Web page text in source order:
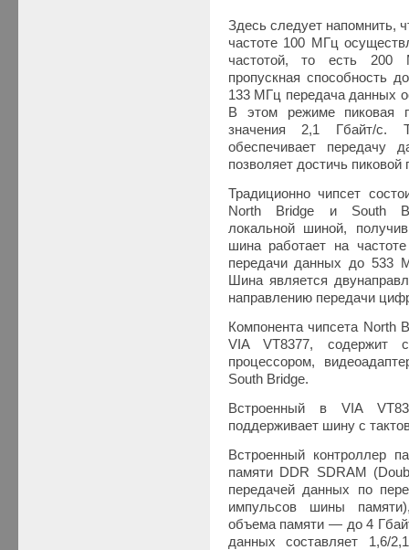
Здесь следует напомнить,
частоте 100 МГц
частотой, то есть 200
пропускная способность
133 МГц передача данных
В этом режиме пиковая
значения 2,1 Гбайт/с.
обеспечивает
позволяет достичь
Традиционно чипсет
North Bridge и South
локальной шиной,
шина работает на
передачи данных до 533
Шина является
направлению передачи
Компонента чипсета North
VIA VT8377, содержит
процессором,
South Bridge.
Встроенный в VIA
поддерживает шину с
Встроенный контроллер
памяти DDR SDRAM
передачей данных по
импульсов шины
объема памяти — до 4
данных составляет 1,6/